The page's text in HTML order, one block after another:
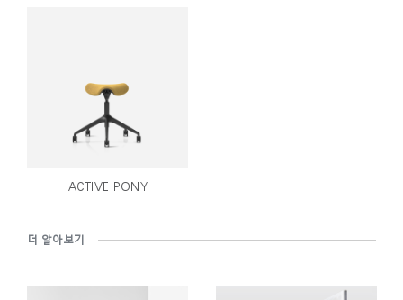
ACTIVE PONY
더 알아보기